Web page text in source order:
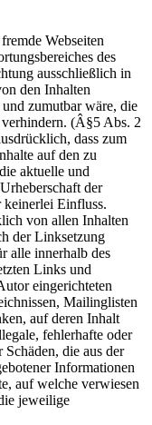
Webseiten
des
ausschließlich in
den Inhalten
zumutbar wäre, die
(Â§5 Abs. 2
dass zum
auf den zu
aktuelle und
der
Einfluss.
von allen Inhalten
der Linksetzung
alle innerhalb des
Links und
eingerichteten
Mailinglisten
auf deren Inhalt
fehlerhafte oder
die aus der
Informationen
auf welche verwiesen
jeweilige